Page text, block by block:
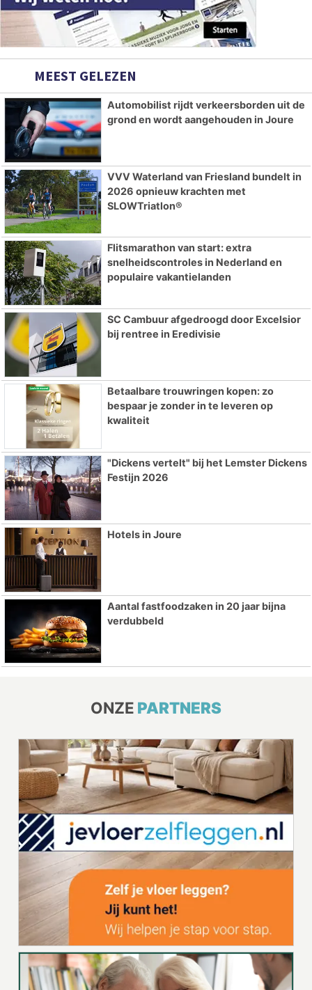
MEEST GELEZEN
Automobilist rijdt verkeersborden uit de
grond en wordt aangehouden in Joure
VVV Waterland van Friesland bundelt in
2026 opnieuw krachten met
SLOWTriatlon®
Flitsmarathon van start: extra
snelheidscontroles in Nederland en
populaire vakantielanden
SC Cambuur afgedroogd door Excelsior
bij rentree in Eredivisie
Betaalbare trouwringen kopen: zo
bespaar je zonder in te leveren op
kwaliteit
"Dickens vertelt" bij het Lemster Dickens
Festijn 2026
Hotels in Joure
Aantal fastfoodzaken in 20 jaar bijna
verdubbeld
ONZE PARTNERS